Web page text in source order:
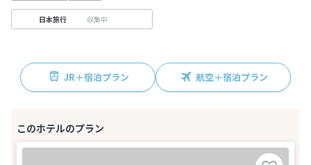
日本旅行 収集中
JR＋宿泊プラン 航空＋宿泊プラン